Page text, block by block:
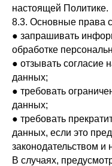
настоящей Политике.
8.3. Основные права
● запрашивать
обработке
● отзывать согласие
данных;
● требовать
данных;
● требовать
данных, если это
законодательством
В случаях,